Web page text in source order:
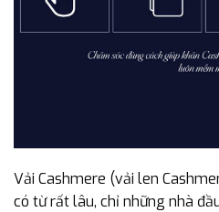
Vải Cashmere (vải len
có từ rất lâu, chỉ những nhà